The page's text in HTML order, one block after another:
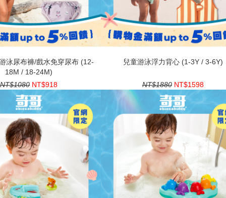
泳尿布褲/戲水免穿尿布 (12-
18M / 18-24M)
NT$1080 NT$918
兒童游泳浮力背心 (1-3Y / 3-6Y)
NT$1880 NT$1598